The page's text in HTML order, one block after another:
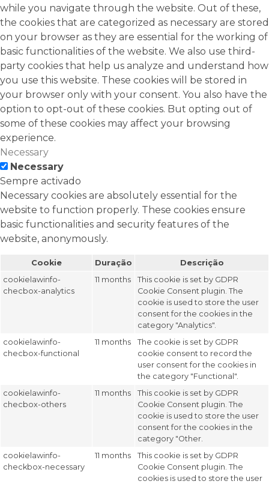
while you navigate through the website. Out of these,
the cookies that are categorized as necessary are stored
on your browser as they are essential for the working of
basic functionalities of the website. We also use third-
party cookies that help us analyze and understand how
you use this website. These cookies will be stored in
your browser only with your consent. You also have the
option to opt-out of these cookies. But opting out of
some of these cookies may affect your browsing
experience.
Necessary
Necessary
Sempre activado
Necessary cookies are absolutely essential for the
website to function properly. These cookies ensure
basic functionalities and security features of the
website, anonymously.
Cookie Duração
Descrição
cookielawinfo-
checbox-analytics
11 months
This cookie is set by GDPR
Cookie Consent plugin. The
cookie is used to store the user
consent for the cookies in the
category "Analytics".
cookielawinfo-
checbox-functional
11 months
The cookie is set by GDPR
cookie consent to record the
user consent for the cookies in
the category "Functional".
cookielawinfo-
checbox-others
11 months
This cookie is set by GDPR
Cookie Consent plugin. The
cookie is used to store the user
consent for the cookies in the
category "Other.
cookielawinfo-
checkbox-necessary
11 months
This cookie is set by GDPR
Cookie Consent plugin. The
cookies is used to store the user